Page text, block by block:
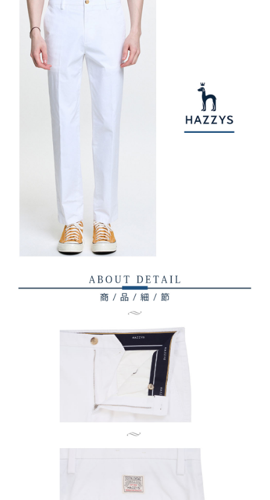
「AFTEE先享後付」，若未經同意申辦者引起之損失，本公司不負相關責
４．使用「AFTEE先享後付」時，將依據個別帳號之用戶狀況，依本公司即
時審查核予不同之上限額度；若仍有額度不足之情形，本公司將視審查結果
請求用戶進行身份認證。
５．嚴禁一人註冊多個帳號或使用他人資訊註冊。若發現惡意使用之情形，
恩沛科技股份有限公司將有權停止該用戶之使用額度並採取法律行動。
每筆NT$80，滿NT$2,000(含以上)免運費
離島宅配
每筆NT$280，滿NT$2,000(含以上)免運費